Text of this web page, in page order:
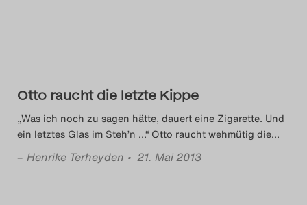
Otto raucht die letzte Kippe
„Was ich noch zu sagen hätte, dauert eine Zigarette. Und
ein letztes Glas im Steh’n …“ Otto raucht wehmütig die…
– Henrike Terheyden • 21. Mai 2013